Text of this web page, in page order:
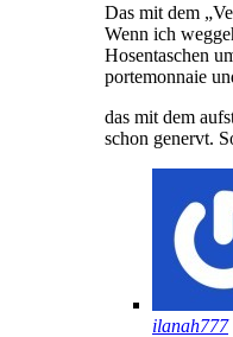
Das mit dem
Wenn ich
Hosentaschen
portemonnaie
das mit dem
schon genervt.
ilanah777